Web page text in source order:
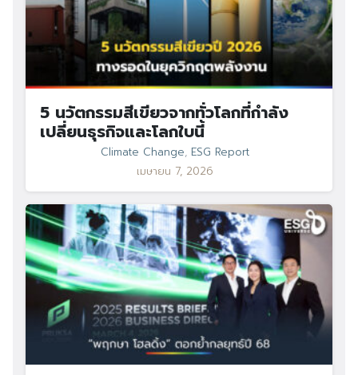
5 นวัตกรรมสีเขียวจากทั่วโลกที่กำลัง
เปลี่ยนธุรกิจและโลกใบนี้
Climate Change, ESG Report
เมษายน 7, 2026